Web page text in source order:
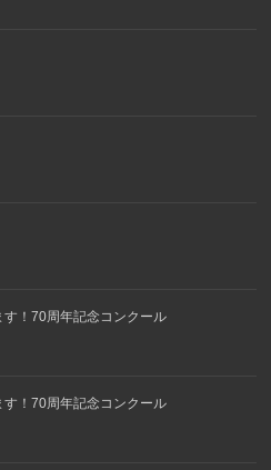
！70周年記念コンクール
！70周年記念コンクール